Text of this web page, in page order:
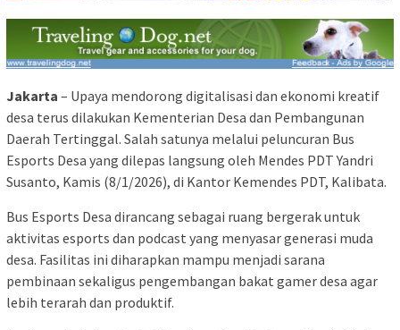
Jakarta – Upaya mendorong digitalisasi dan ekonomi kreatif
desa terus dilakukan Kementerian Desa dan Pembangunan
Daerah Tertinggal. Salah satunya melalui peluncuran Bus
Esports Desa yang dilepas langsung oleh Mendes PDT Yandri
Susanto, Kamis (8/1/2026), di Kantor Kemendes PDT, Kalibata.
Bus Esports Desa dirancang sebagai ruang bergerak untuk
aktivitas esports dan podcast yang menyasar generasi muda
desa. Fasilitas ini diharapkan mampu menjadi sarana
pembinaan sekaligus pengembangan bakat gamer desa agar
lebih terarah dan produktif.